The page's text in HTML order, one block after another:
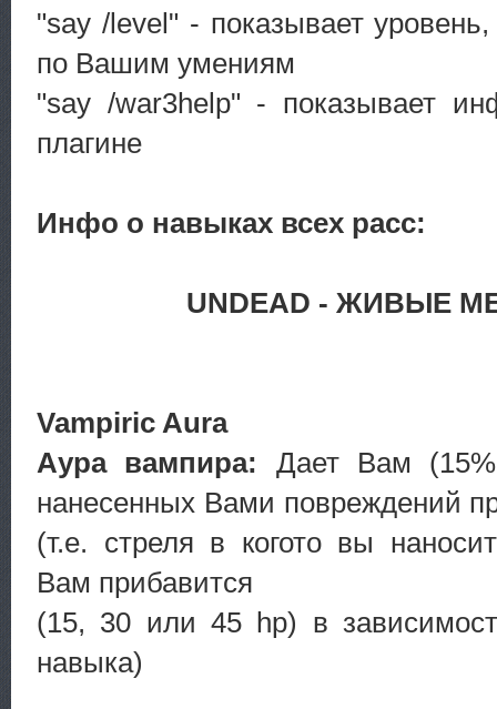
"say /level" - показывает
по Вашим умениям
"say /war3help" - показывает
плагине
Инфо о навыках всех расс:
UNDEAD - ЖИВЫЕ
Vampiric Aura
Аура вампира: Дает Вам
нанесенных Вами повреждений
(т.e. стреля в когото вы
Вам прибавится
(15, 30 или 45 hp) в
навыка)